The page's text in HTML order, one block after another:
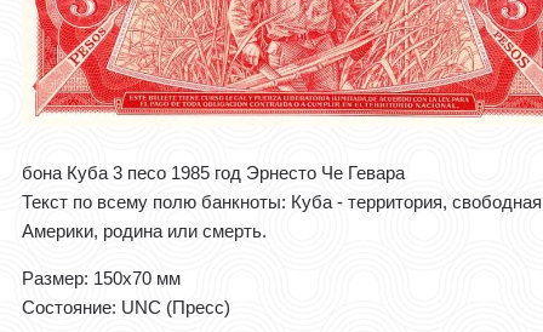
бона Куба 3 песо 1985 год Эрнесто Че Гевара
Текст по всему полю банкноты: Куба - территория,
Америки, родина или смерть.
Размер: 150x70 мм
Состояние: UNC (Пресс)